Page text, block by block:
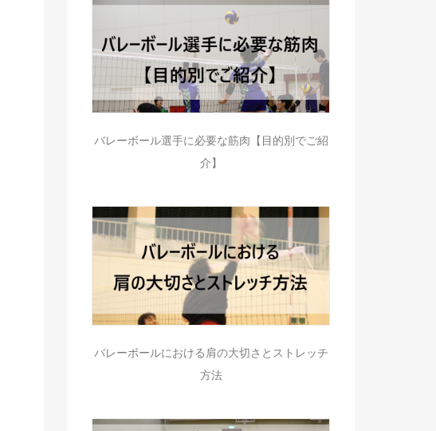
バレーボール選手に必要な筋肉【目的別でご紹
介】
バレーボールにおける肩の大切さとストレッチ
方法